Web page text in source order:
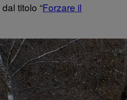
titolo “Forzare il